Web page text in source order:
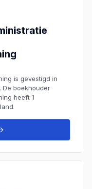
is gevestigd in
De boekhouder
heeft 1